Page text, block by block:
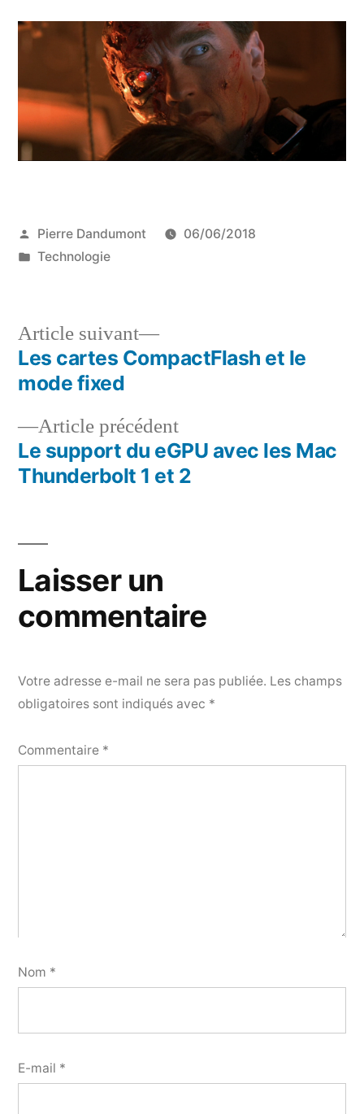
Publié
par
Pierre Dandumont
06/06/2018
Publié
Technologie
Navigation
l’article
Article précédentArticle
précédent :
Le support du eGPU avec les Mac
Thunderbolt 1 et 2
Article suivant
Article
suivant :
Les cartes CompactFlash et le
mode fixed
Laisser un
commentaire
Votre adresse e-mail ne sera pas publiée. Les champs
obligatoires sont indiqués avec *
Commentaire *
Nom *
E-mail *